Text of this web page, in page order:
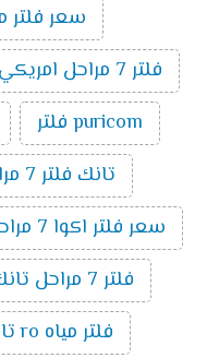
سعر فلتر مياه 7
فلتر 7 مراحل امريكي
puricom فلتر
تانك فلتر 7 مراحل
سعر فلتر اكوا 7 مراحل
فلتر 7 مراحل تانك
فلتر مياه ro تانك باور بلس ال7 مراحل